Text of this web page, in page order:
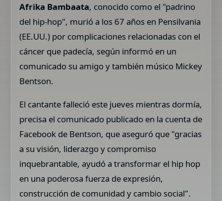
Afrika Bambaata, conocido como el "padrino
del hip-hop", murió a los 67 años en Pensilvania
(EE.UU.) por complicaciones relacionadas con el
cáncer que padecía, según informó en un
comunicado su amigo y también músico Mickey
Bentson.
El cantante falleció este jueves mientras dormía,
precisa el comunicado publicado en la cuenta de
Facebook de Bentson, que aseguró que "gracias
a su visión, liderazgo y compromiso
inquebrantable, ayudó a transformar el hip hop
en una poderosa fuerza de expresión,
construcción de comunidad y cambio social".